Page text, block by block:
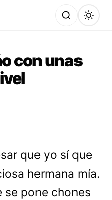
con unas
que yo sí que
hermana mía.
se pone chones